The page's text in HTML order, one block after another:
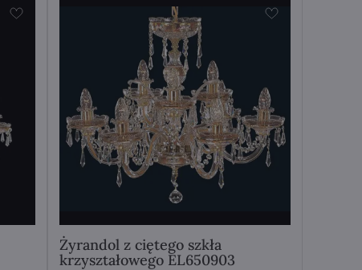
Żyrandol z ciętego szkła
krzyształowego EL650903